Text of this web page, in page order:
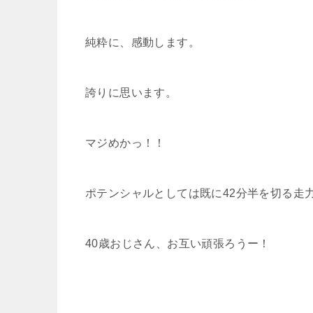
純粋に、感動します。
誇りに思います。
マジめかっ！！
ポテンシャルとしては既に42分半を切る走
40歳おじさん、お互い頑張ろうー！